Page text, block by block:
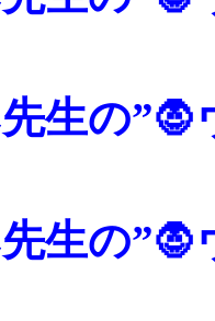
生の”🧛
生の”🧛